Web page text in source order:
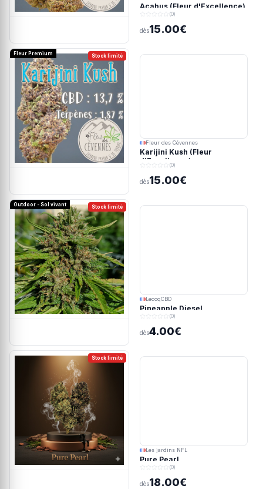
Acabus (Fleur d'Excellence)
(0)
dès15.00€
Stock limité
Fleur Premium
Fleur des Cévennes
Karijini Kush (Fleur
d'Excellence)
(0)
dès15.00€
Stock limité
Outdoor - Sol vivant
LecoqCBD
Pineapple Diesel
(0)
dès4.00€
Stock limité
Les jardins NFL
Pure Pearl
(0)
dès18.00€